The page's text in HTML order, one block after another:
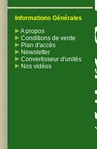
Informations Générales
A propos
Conditions de vente
Plan d'accès
Newsletter
Convertisseur d'unités
Nos vidéos